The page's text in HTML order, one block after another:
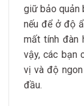
giữ bảo quản
nếu để ở độ
mất tính đàn
vậy, các bạn
vị và độ
đầu.